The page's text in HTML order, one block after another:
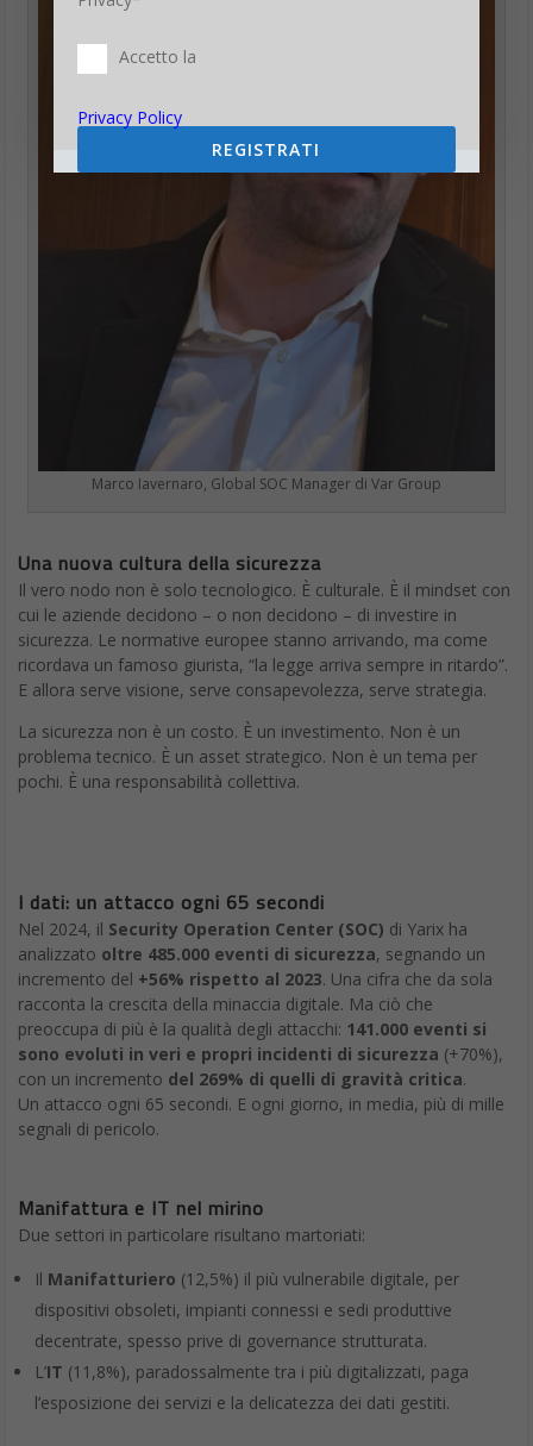
Marco Iavernaro, Global SOC Manager di Var Group
Una nuova cultura della sicurezza
Il vero nodo non è solo tecnologico. È culturale. È il mindset con
cui le aziende decidono – o non decidono – di investire in
sicurezza. Le normative europee stanno arrivando, ma come
ricordava un famoso giurista, “la legge arriva sempre in ritardo”.
E allora serve visione, serve consapevolezza, serve strategia.
La sicurezza non è un costo. È un investimento. Non è un
problema tecnico. È un asset strategico. Non è un tema per
pochi. È una responsabilità collettiva.
I dati: un attacco ogni 65 secondi
Nel 2024, il Security Operation Center (SOC) di Yarix ha
analizzato oltre 485.000 eventi di sicurezza, segnando un
incremento del +56% rispetto al 2023. Una cifra che da sola
racconta la crescita della minaccia digitale. Ma ciò che
preoccupa di più è la qualità degli attacchi: 141.000 eventi si
sono evoluti in veri e propri incidenti di sicurezza (+70%),
con un incremento del 269% di quelli di gravità critica.
Un attacco ogni 65 secondi. E ogni giorno, in media, più di mille
segnali di pericolo.
Manifattura e IT nel mirino
Due settori in particolare risultano martoriati:
Il Manifatturiero (12,5%) il più vulnerabile digitale, per
dispositivi obsoleti, impianti connessi e sedi produttive
decentrate, spesso prive di governance strutturata.
L’IT (11,8%), paradossalmente tra i più digitalizzati, paga
l’esposizione dei servizi e la delicatezza dei dati gestiti.
Accetto la
Privacy Policy
REGISTRATI